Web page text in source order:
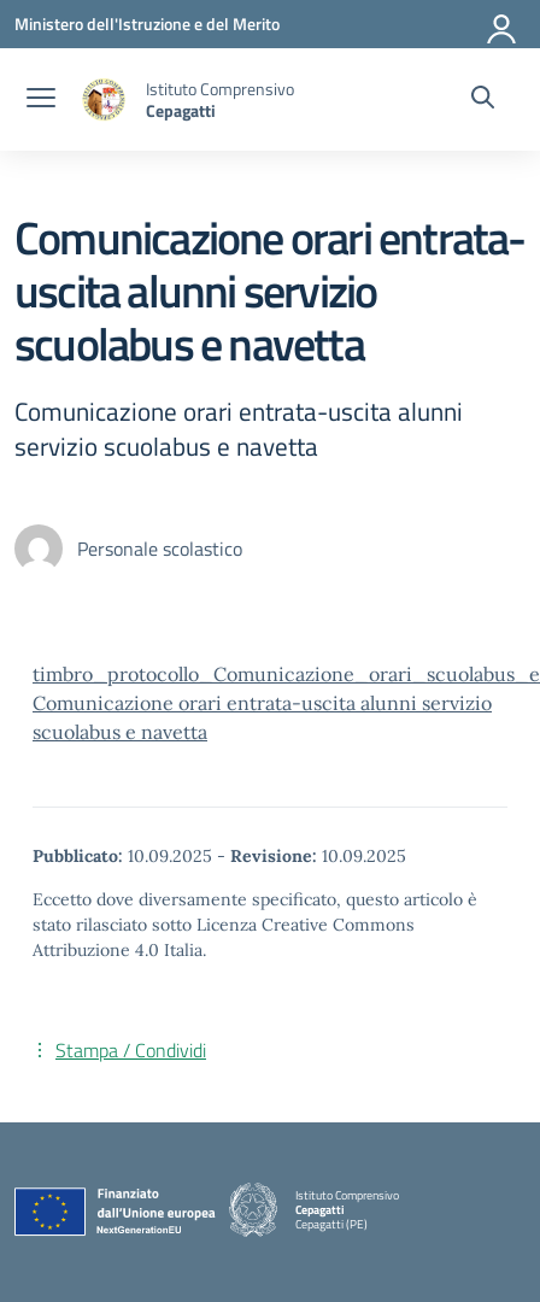
Vai ai contenuti
Vai al menu di navigazione
Vai al footer
Ministero dell'Istruzione e del Merito
Istituto Comprensivo
Cepagatti
Comunicazione orari entrata-
uscita alunni servizio
scuolabus e navetta
Comunicazione orari entrata-uscita alunni
servizio scuolabus e navetta
Personale scolastico
Comunicazione orari entrata-uscita alunni servizio
scuolabus e navetta
Pubblicato: 10.09.2025 - Revisione: 10.09.2025
Eccetto dove diversamente specificato, questo articolo è
stato rilasciato sotto Licenza Creative Commons
Attribuzione 4.0 Italia.
Stampa / Condividi
Istituto Comprensivo
Cepagatti
Cepagatti (PE)
— Visita la pagina iniziale della scuola